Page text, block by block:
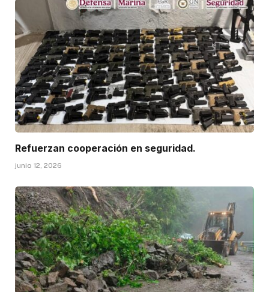
Refuerzan cooperación en seguridad.
junio 12, 2026